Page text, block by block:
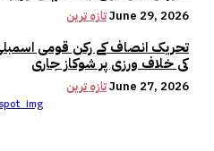
تازہ ترینJune 29, 2026
تحریک انصاف کے رکن قومی
کی خلاف ورزی پر شوکاز جاری
تازہ ترینJune 27, 2026